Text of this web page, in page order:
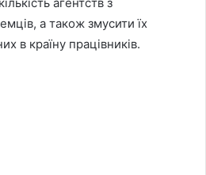
а також змусити їх
в країну працівників.